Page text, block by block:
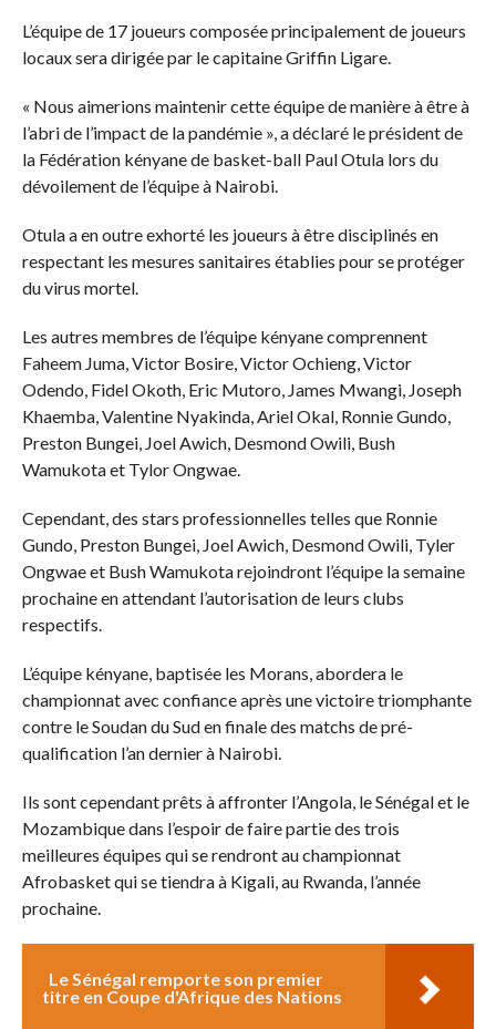
L’équipe de 17 joueurs composée principalement de joueurs
locaux sera dirigée par le capitaine Griffin Ligare.
« Nous aimerions maintenir cette équipe de manière à être à
l’abri de l’impact de la pandémie », a déclaré le président de
la Fédération kényane de basket-ball Paul Otula lors du
dévoilement de l’équipe à Nairobi.
Otula a en outre exhorté les joueurs à être disciplinés en
respectant les mesures sanitaires établies pour se protéger
du virus mortel.
Les autres membres de l’équipe kényane comprennent
Faheem Juma, Victor Bosire, Victor Ochieng, Victor
Odendo, Fidel Okoth, Eric Mutoro, James Mwangi, Joseph
Khaemba, Valentine Nyakinda, Ariel Okal, Ronnie Gundo,
Preston Bungei, Joel Awich, Desmond Owili, Bush
Wamukota et Tylor Ongwae.
Cependant, des stars professionnelles telles que Ronnie
Gundo, Preston Bungei, Joel Awich, Desmond Owili, Tyler
Ongwae et Bush Wamukota rejoindront l’équipe la semaine
prochaine en attendant l’autorisation de leurs clubs
respectifs.
L’équipe kényane, baptisée les Morans, abordera le
championnat avec confiance après une victoire triomphante
contre le Soudan du Sud en finale des matchs de pré-
qualification l’an dernier à Nairobi.
Ils sont cependant prêts à affronter l’Angola, le Sénégal et le
Mozambique dans l’espoir de faire partie des trois
meilleures équipes qui se rendront au championnat
Afrobasket qui se tiendra à Kigali, au Rwanda, l’année
prochaine.
Le Sénégal remporte son premier
titre en Coupe d'Afrique des Nations